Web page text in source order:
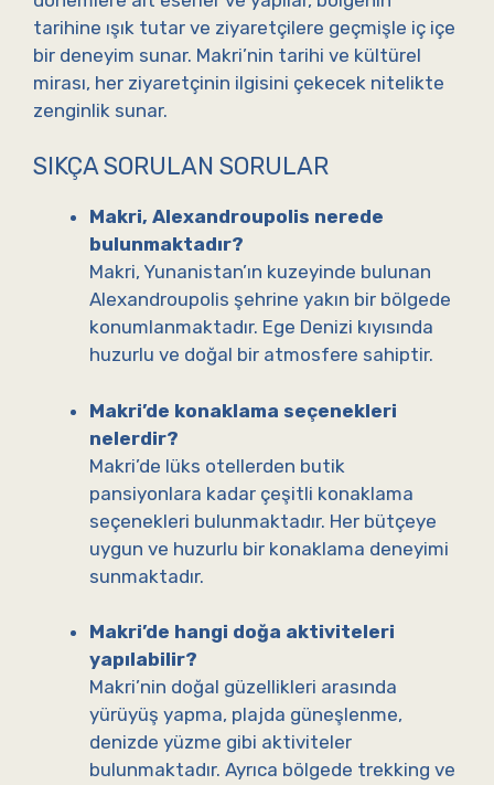
tarihine ışık tutar ve ziyaretçilere geçmişle iç içe
bir deneyim sunar. Makri’nin tarihi ve kültürel
mirası, her ziyaretçinin ilgisini çekecek nitelikte
zenginlik sunar.
SIKÇA SORULAN SORULAR
Makri, Alexandroupolis nerede
bulunmaktadır?
Makri, Yunanistan’ın kuzeyinde bulunan
Alexandroupolis şehrine yakın bir bölgede
konumlanmaktadır. Ege Denizi kıyısında
huzurlu ve doğal bir atmosfere sahiptir.
Makri’de konaklama seçenekleri
nelerdir?
Makri’de lüks otellerden butik
pansiyonlara kadar çeşitli konaklama
seçenekleri bulunmaktadır. Her bütçeye
uygun ve huzurlu bir konaklama deneyimi
sunmaktadır.
Makri’de hangi doğa aktiviteleri
yapılabilir?
Makri’nin doğal güzellikleri arasında
yürüyüş yapma, plajda güneşlenme,
denizde yüzme gibi aktiviteler
bulunmaktadır. Ayrıca bölgede trekking ve